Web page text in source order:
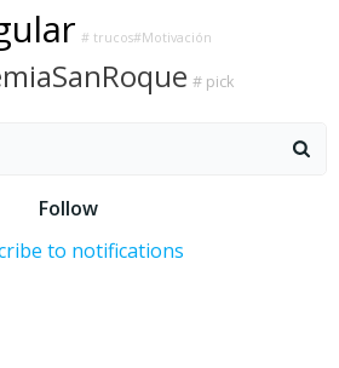
# trucos#Motivación
# pick
Follow
to notifications